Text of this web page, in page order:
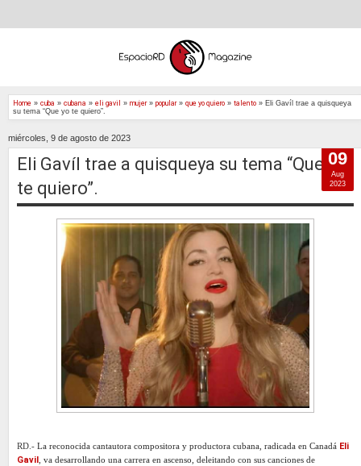
Home » cuba » cubana » eli gavil » mujer» popular» que yo quiero » talento » Eli Gavíl trae a quisqueya
su tema “Que yo te quiero”.
miércoles, 9 de agosto de 2023
Eli Gavíl trae a quisqueya su tema “Que yo
te quiero”.
RD.- La reconocida cantautora compositora y productora cubana, radicada en Canadá Eli
Gavil , va desarrollando una carrera en ascenso, deleitando con sus canciones de
09
Aug
2023